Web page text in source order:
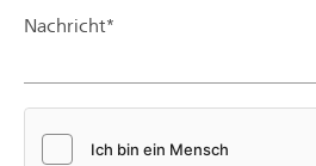
Nachricht*